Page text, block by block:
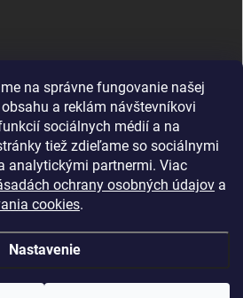
na správne fungovanie našej
a reklám návštevníkovi
sociálnych médií a na
tiež zdieľame so sociálnymi
analytickými partnermi. Viac
ochrany osobných údajov a
cookies.
Nastavenie
a sledujte nás na FB
. Všetky práva vyhradené.Upraviť nastavenie